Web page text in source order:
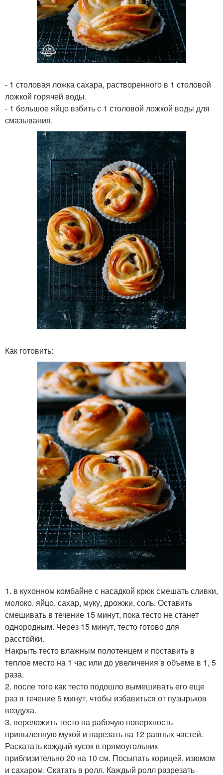
- 1 столовая ложка сахара, растворенного в 1 столовой
ложкой горячей воды.
- 1 большое яйцо взбить с 1 столовой ложкой воды для
смазывания.
Как готовить:
1. в кухонном комбайне с насадкой крюк смешать сливки,
молоко, яйцо, сахар, муку, дрожжи, соль. Оставить
смешивать в течение 15 минут, пока тесто не станет
однородным. Через 15 минут, тесто готово для
расстойки.
Накрыть тесто влажным полотенцем и поставить в
теплое место на 1 час или до увеличения в объеме в 1, 5
раза.
2. после того как тесто подошло вымешивать его еще
раз в течение 5 минут, чтобы избавиться от пузырьков
воздуха.
3. переложить тесто на рабочую поверхность
припыленную мукой и нарезать на 12 равных частей.
Раскатать каждый кусок в прямоугольник
приблизительно 20 на 10 см. Посыпать корицей, изюмом
и сахаром. Скатать в ролл. Каждый ролл разрезать